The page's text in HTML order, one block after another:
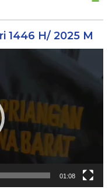
1446 H/ 2025 M
01:08